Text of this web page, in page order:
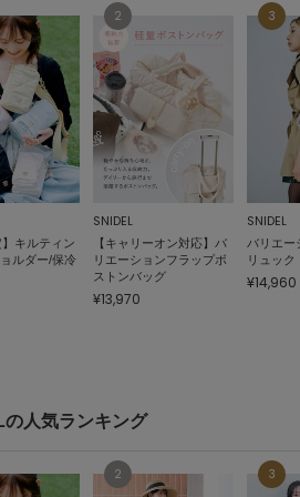
】キルティン
ルダー/保冷
SNIDEL
【キャリーオン対応】バ
リエーションフラップボ
ストンバッグ
¥13,970
SNIDEL
バリエー
リュック
¥14,960
人気ランキング